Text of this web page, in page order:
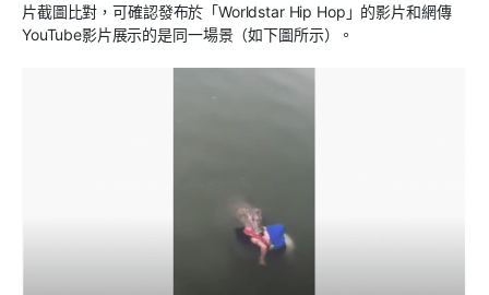
片截圖比對，可確認發布於「Worldstar Hip Hop」的影片和網傳
YouTube影片展示的是同一場景（如下圖所示）。